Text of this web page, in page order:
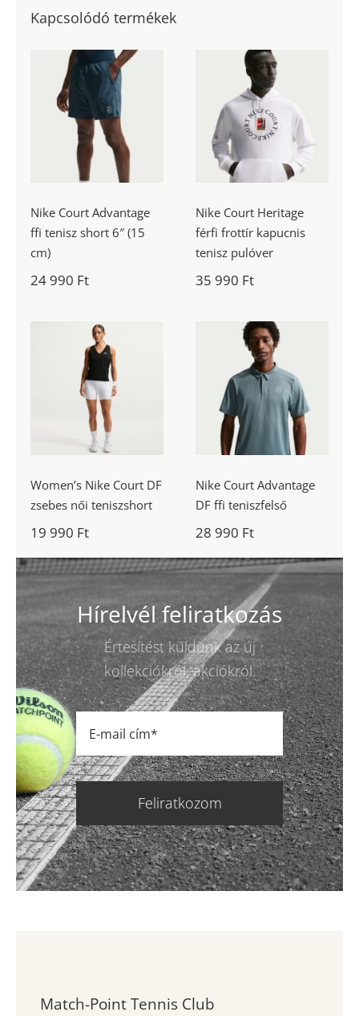
Kapcsolódó termékek
Nike Court
Advantage ffi
tenisz short 6″
(15 cm)
Nike Court Advantage
ffi tenisz short 6″ (15
cm)
24 990 Ft
Nike Court
Heritage férfi
frottír kapucnis
tenisz pulóver
Nike Court Heritage
férfi frottír kapucnis
tenisz pulóver
35 990 Ft
Women’s Nike
Court DF
zsebes női
teniszshort
Women’s Nike Court DF
zsebes női teniszshort
19 990 Ft
Nike Court
Advantage DF
ffi teniszfelső
Nike Court Advantage
DF ffi teniszfelső
28 990 Ft
Hírelvél feliratkozás
Értesítést küldünk az új
kollekciókról, akciókról.
Feliratkozom
Match-Point Tennis Club